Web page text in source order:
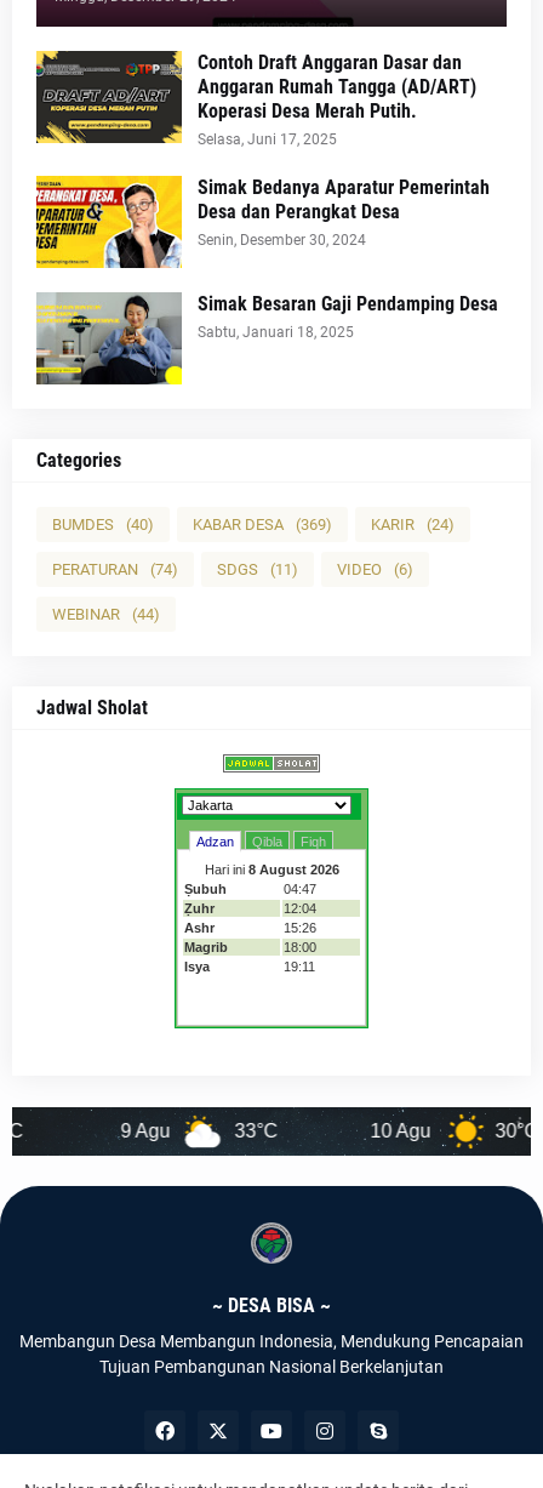
Contoh Draft Anggaran Dasar dan
Anggaran Rumah Tangga (AD/ART)
Koperasi Desa Merah Putih.
Selasa, Juni 17, 2025
Simak Bedanya Aparatur Pemerintah
Desa dan Perangkat Desa
Senin, Desember 30, 2024
Simak Besaran Gaji Pendamping Desa
Sabtu, Januari 18, 2025
Categories
BUMDES (40) KABAR DESA (369) KARIR (24)
PERATURAN (74) SDGS (11) VIDEO (6)
WEBINAR (44)
Jadwal Sholat
9 Agu 33°C 10 Agu 30°C
~ DESA BISA ~
Membangun Desa Membangun Indonesia, Mendukung Pencapaian
Tujuan Pembangunan Nasional Berkelanjutan